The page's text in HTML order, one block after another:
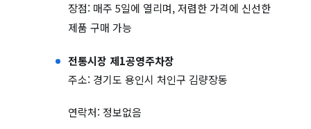
장점: 매주 5일에 열리며, 저렴한 가격에 신선한
제품 구매 가능
전통시장 제1공영주차장
주소: 경기도 용인시 처인구 김량장동
연락처: 정보없음